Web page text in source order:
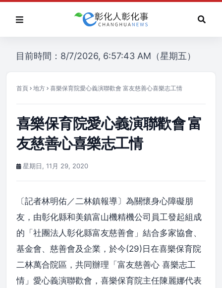
目前時間：8/7/2026, 6:57:43 AM（星期五）
首頁 地方 喜樂保育院愛心義演聯歡會 富友慈善心喜樂志工情
喜樂保育院愛心義演聯歡會 富
友慈善心喜樂志工情
星期日, 11月 29, 2020
〔記者林明佑／二林鎮報導〕為關懷身心障礙朋
友，由彰化縣和美鎮富山機精機公司員工發起組成
的「社團法人彰化縣富友慈善會」結合多家協會、
基金會、慈善會及企業，於今(29)日在喜樂保育院
二林萬合院區，共同辦理「富友慈善心 喜樂志工
情」愛心義演聯歡會，喜樂保育院主任陳麗娜代表